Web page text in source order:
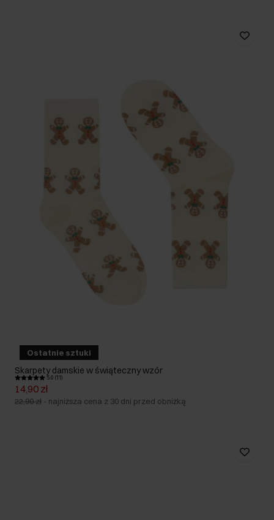
Ostatnie sztuki
Skarpety damskie w świąteczny wzór
5.0 (11)
14,90 zł
22,90 zł - najniższa cena z 30 dni przed obniżką